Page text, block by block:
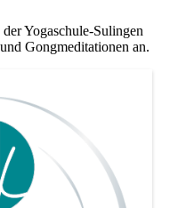
Yogaschule-Sulingen
Gongmeditationen an.